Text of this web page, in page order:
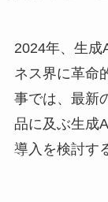
2024年、生成
ネス界に革命
事では、最新
品に及ぶ生成
導入を検討す